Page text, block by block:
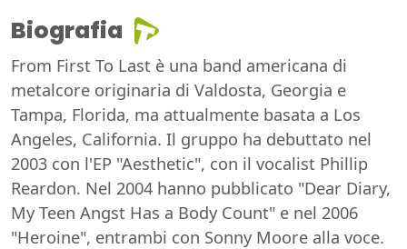
Biografia
From First To Last è una band americana di
metalcore originaria di Valdosta, Georgia e
Tampa, Florida, ma attualmente basata a Los
Angeles, California. Il gruppo ha debuttato nel
2003 con l'EP "Aesthetic", con il vocalist Phillip
Reardon. Nel 2004 hanno pubblicato "Dear Diary,
My Teen Angst Has a Body Count" e nel 2006
"Heroine", entrambi con Sonny Moore alla voce.